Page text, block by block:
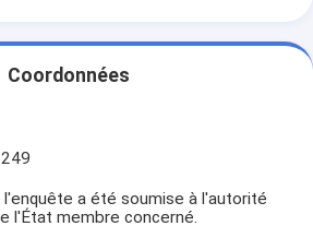
Coordonnées
l'enquête a été soumise à l'autorité
l'État membre concerné.